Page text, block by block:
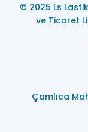
© 2025 Ls
ve Ticaret
Çamlıca